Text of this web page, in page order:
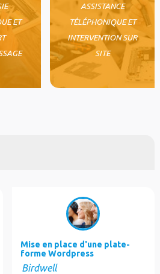
ET
ASSISTANCE
TÉLÉPHONIQUE ET
INTERVENTION SUR
SITE
Mise en place d'une plate-
forme Wordpress
Birdwell